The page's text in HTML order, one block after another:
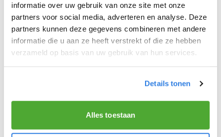
informatie over uw gebruik van onze site met onze
partners voor social media, adverteren en analyse. Deze
partners kunnen deze gegevens combineren met andere
informatie die u aan ze heeft verstrekt of die ze hebben
verzameld op basis van uw gebruik van hun services.
Details tonen
Alles toestaan
We hope you can get started soon and wish you
the best of luck! 🚴‍♂️💨